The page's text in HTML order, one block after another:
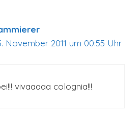
November 2011 um 00:55 Uhr
vivaaaaa colognia!!!